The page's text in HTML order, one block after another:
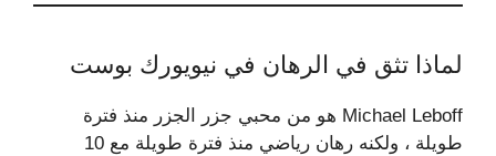
لماذا تثق في الرهان في نيويورك بوست
Michael Leboff هو من محبي جزر الجزر منذ فترة
طويلة ، ولكنه رهان رياضي منذ فترة طويلة مع 10